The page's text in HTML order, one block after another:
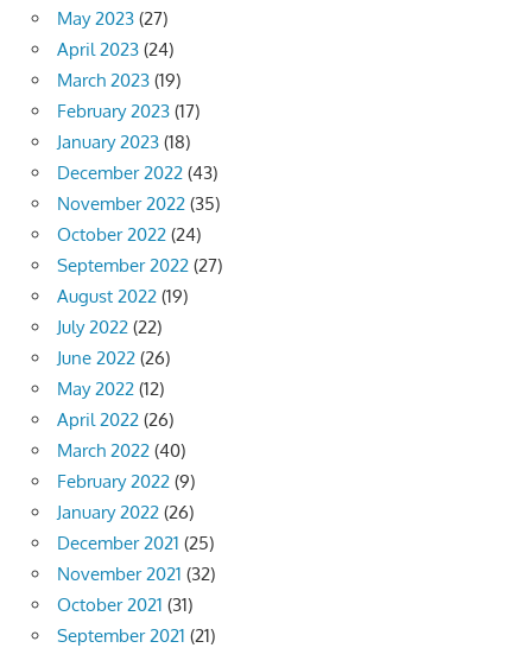
May 2023 (27)
April 2023 (24)
March 2023 (19)
February 2023 (17)
January 2023 (18)
December 2022 (43)
November 2022 (35)
October 2022 (24)
September 2022 (27)
August 2022 (19)
July 2022 (22)
June 2022 (26)
May 2022 (12)
April 2022 (26)
March 2022 (40)
February 2022 (9)
January 2022 (26)
December 2021 (25)
November 2021 (32)
October 2021 (31)
September 2021 (21)